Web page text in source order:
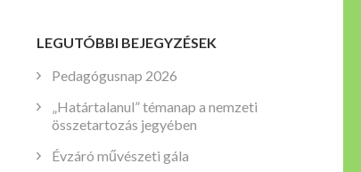
LEGUTÓBBI BEJEGYZÉSEK
Pedagógusnap 2026
„Határtalanul” témanap a nemzeti
összetartozás jegyében
Évzáró művészeti gála